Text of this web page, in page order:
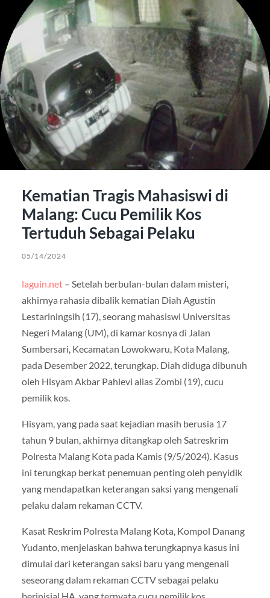
Kematian Tragis Mahasiswi di
Malang: Cucu Pemilik Kos
Tertuduh Sebagai Pelaku
05/14/2024
laguin.net– Setelah berbulan-bulan dalam misteri,
akhirnya rahasia dibalik kematian Diah Agustin
Lestariningsih (17), seorang mahasiswi Universitas
Negeri Malang (UM), di kamar kosnya di Jalan
Sumbersari, Kecamatan Lowokwaru, Kota Malang,
pada Desember 2022, terungkap. Diah diduga dibunuh
oleh Hisyam Akbar Pahlevi alias Zombi (19), cucu
pemilik kos.
Hisyam, yang pada saat kejadian masih berusia 17
tahun 9 bulan, akhirnya ditangkap oleh Satreskrim
Polresta Malang Kota pada Kamis (9/5/2024). Kasus
ini terungkap berkat penemuan penting oleh penyidik
yang mendapatkan keterangan saksi yang mengenali
pelaku dalam rekaman CCTV.
Kasat Reskrim Polresta Malang Kota, Kompol Danang
Yudanto, menjelaskan bahwa terungkapnya kasus ini
dimulai dari keterangan saksi baru yang mengenali
seseorang dalam rekaman CCTV sebagai pelaku